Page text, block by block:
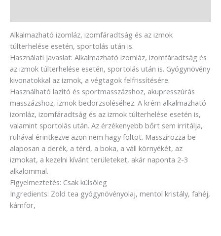
Alkalmazható izomláz, izomfáradtság és az izmok
túlterhelése esetén, sportolás után is.
Használati javaslat: Alkalmazható izomláz, izomfáradtság és
az izmok túlterhelése esetén, sportolás után is. Gyógynövény
kivonatokkal az izmok, a végtagok felfrissítésére.
Használható lazító és sportmasszázshoz, akupresszúrás
masszázshoz, izmok bedörzsöléséhez. A krém alkalmazható
izomláz, izomfáradtság és az izmok túlterhelése esetén is,
valamint sportolás után. Az érzékenyebb bőrt sem irritálja,
ruhával érintkezve azon nem hagy foltot. Masszírozza be
alaposan a derék, a térd, a boka, a váll környékét, az
izmokat, a kezelni kívánt területeket, akár naponta 2-3
alkalommal.
Figyelmeztetés: Csak külsőleg
Ingredients: Zöld tea gyógynövényolaj, mentol kristály, fahéj,
kámfor,